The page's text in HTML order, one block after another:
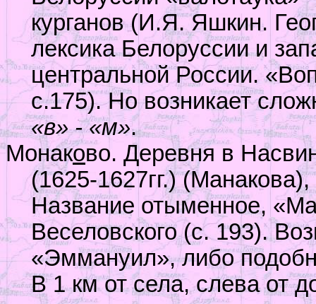
курганов (И.Я. Яшкин.
лексика Белоруссии и
центральной России.
с.175). Но возникает
«в» - «м».
Монаково. Деревня в
(1625-1627гг.)
Название отыменное,
Веселовского (с. 193).
«Эммануил», либо
В 1 км от села, слева от